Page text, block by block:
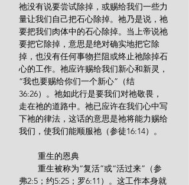
祂没有说要尝试除掉，或赐给我们一些力
量让我们自己把石心除掉。祂乃是说，祂
要把我们肉体中的石心除掉。当上帝说祂
要把它除掉，意思是绝对确实地把它除
掉，也没有任何事物拦阻或终止祂除掉石
心的工作。祂应许赐给我们新心和新灵，
“我也要赐给你们一个新心”（结
36:26）。祂如此行是要我们对祂敬畏，
走在祂的道路中。祂已应许在我们心中写
下祂的律法，这话的意思是祂将能力赐给
我们，使我们能顺服祂（参徒16:14）。
        重生的恩典
弗2:5；约5:25；罗6:11）。这工作本身就